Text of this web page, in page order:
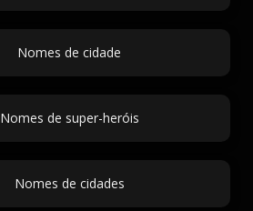
Nomes de cidade
Nomes de super-heróis
Nomes de cidades